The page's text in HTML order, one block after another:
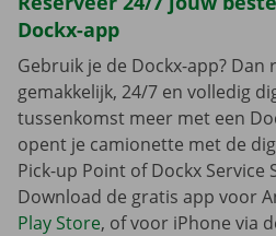
Dockx-app
Gebruik je de Dockx-app? Dan
gemakkelijk, 24/7 en volledig
tussenkomst meer met een
opent je camionette met de
Pick-up Point of Dockx Service
Download de gratis app voor
Play Store, of voor iPhone via